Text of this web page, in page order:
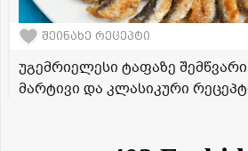
შეინახე რეცეპტი
უგემრიელესი ტაფაზე შემწვარი
მარტივი და კლასიკური